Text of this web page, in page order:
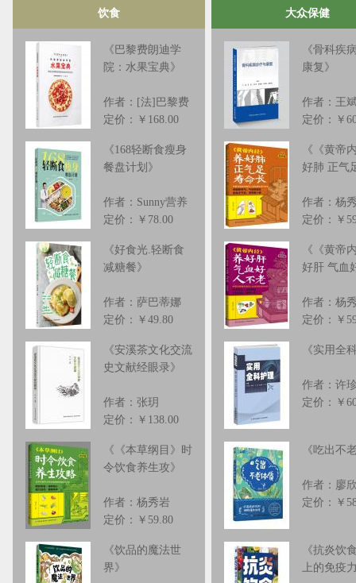
前42天——按周划分调理重点：第
一周排恶露、通乳腺；第二周调脾
胃、催乳；第三周补气血、缩肚
子。……
过具体案例，指导读者科
帮助读者厘清减重过程中
宜，选择适合自己的减重
同……
饮食
《 巴黎费朗迪学
院：水果宝典》
作者：[法]巴黎费
定价：￥168.00
《168轻断食瘦身
餐盘计划 》
作者：Sunny营养
定价：￥78.00
《好食光.轻断食
减糖餐》
作者：萨巴蒂娜
定价：￥49.80
《安溪茶文化交流
史文献经眼录》
作者：张玥
定价：￥138.00
《 《本草纲目》时
令饮食养生攻》
作者：杨秀岩
定价：￥59.80
《饮品的魔法世
界》
大众保健
《骨科疾
康复 》
作者：王
定价：￥
《 《黄帝
好肺 正气
作者：杨
定价：￥
《 《黄帝
好肝 气血
作者：杨
定价：￥
《实用全
作者：许
定价：￥
《吃出不
作者：廖
定价：￥
《抗炎饮
上的免疫